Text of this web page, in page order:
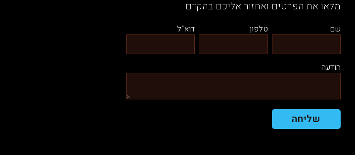
מלאו את הפרטים ואחזור אליכם בהקדם
שם טלפון דוא"ל
הודעה
שליחה